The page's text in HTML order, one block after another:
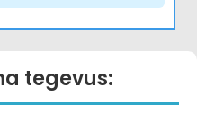
tegevus: